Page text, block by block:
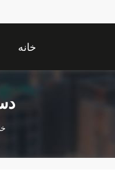
خانه